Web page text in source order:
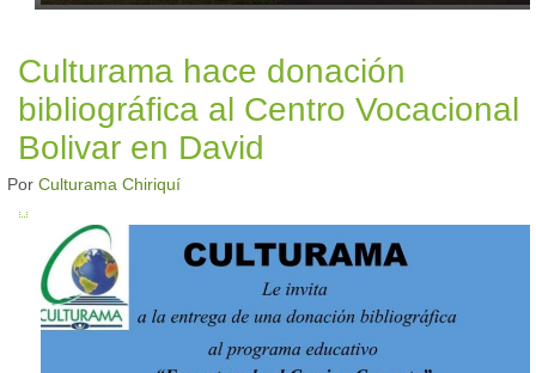
Culturama hace donación
bibliográfica al Centro Vocacional
Bolivar en David
Por Culturama Chiriquí